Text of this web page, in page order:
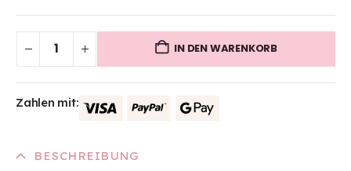
IN DEN WARENKORB
Zahlen mit:
BESCHREIBUNG